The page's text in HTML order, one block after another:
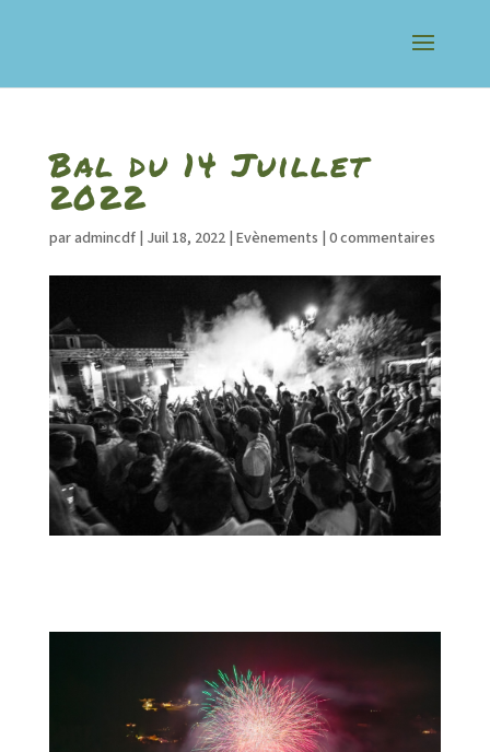
Bal du 14 Juillet
2022
paradmincdf| Juil 18, 2022| Evènements 0 commentaires